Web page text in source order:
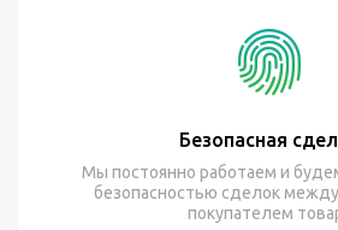
Безопасная
Мы постоянно работаем и
безопасностью сделок
покупателем